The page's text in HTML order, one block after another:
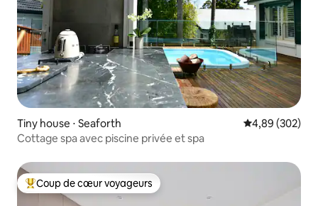
Tiny house ⋅ Seaforth Évaluation
4,89 (302)
Cottage spa avec piscine privée et spa
Coups de cœur voyageurs les plus appréciés
Coup de cœur voyageurs